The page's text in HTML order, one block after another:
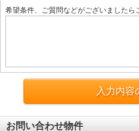
希望条件、ご質問などがございましたら
入力内容
お問い合わせ物件